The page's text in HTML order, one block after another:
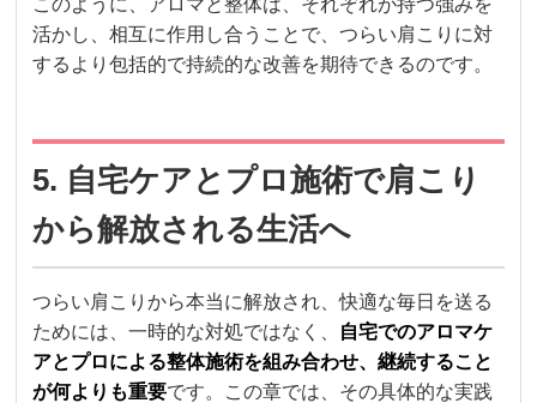
活かし、相互に作用し合うことで、つらい肩こりに対
するより包括的で持続的な改善を期待できるのです。
5. 自宅ケアとプロ施術で肩こり
から解放される生活へ
つらい肩こりから本当に解放され、快適な毎日を送る
ためには、一時的な対処ではなく、
自宅でのアロマケ
アとプロによる整体施術を組み合わせ、継続すること
が何よりも重要です。この章では、その具体的な実践